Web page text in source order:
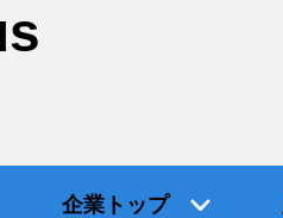
企業トップ